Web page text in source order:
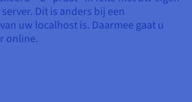
Dit is anders bij een
uw localhost is. Daarmee gaat u
online.